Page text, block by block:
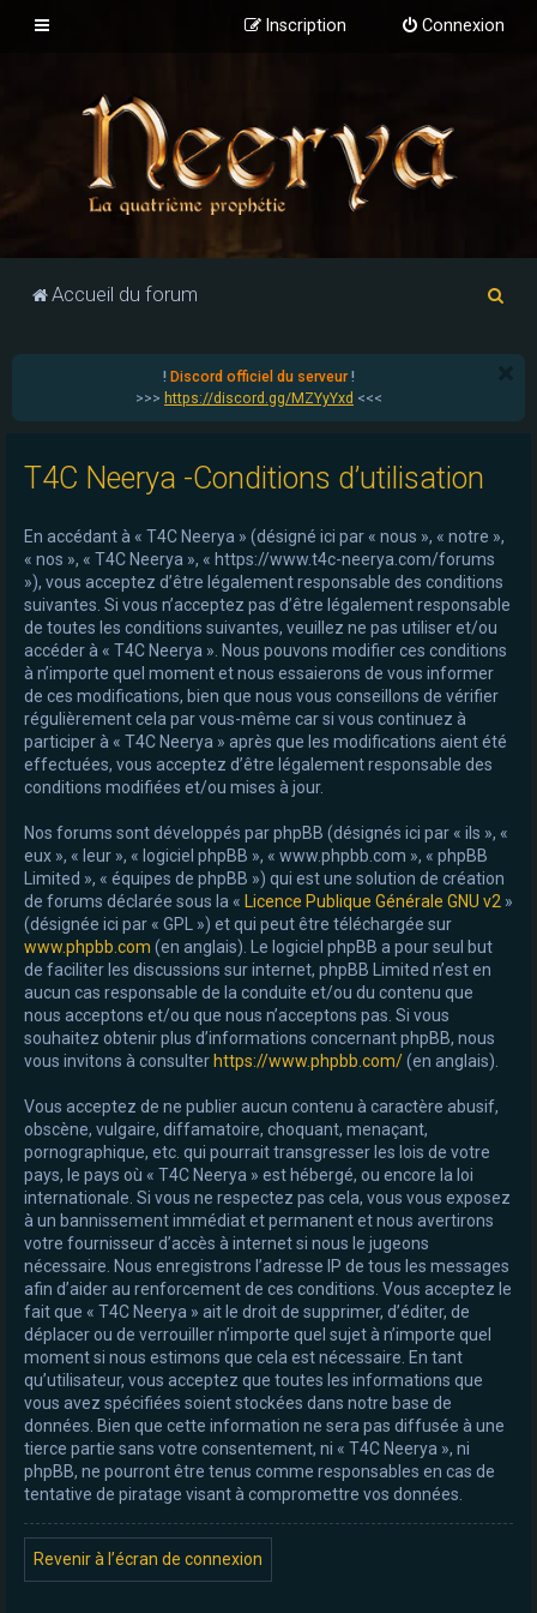
Connexion
Inscription
Accueil du forum
r
! Discord officiel du serveur!
>>> https://discord.gg/MZYyYxd <<<
T4C Neerya -Conditions d’utilisation
En accédant à « T4C Neerya » (désigné ici par « nous », « notre »,
« nos », « T4C Neerya », « https://www.t4c-neerya.com/forums
»), vous acceptez d’être légalement responsable des conditions
suivantes. Si vous n’acceptez pas d’être légalement responsable
de toutes les conditions suivantes, veuillez ne pas utiliser et/ou
accéder à « T4C Neerya ». Nous pouvons modifier ces conditions
à n’importe quel moment et nous essaierons de vous informer
de ces modifications, bien que nous vous conseillons de vérifier
régulièrement cela par vous-même car si vous continuez à
participer à « T4C Neerya » après que les modifications aient été
effectuées, vous acceptez d’être légalement responsable des
conditions modifiées et/ou mises à jour.
Nos forums sont développés par phpBB (désignés ici par « ils », «
eux », « leur », « logiciel phpBB », « www.phpbb.com », « phpBB
Limited », « équipes de phpBB ») qui est une solution de création
de forums déclarée sous la « Licence Publique Générale GNU v2 »
(désignée ici par « GPL ») et qui peut être téléchargée sur
www.phpbb.com (en anglais). Le logiciel phpBB a pour seul but
de faciliter les discussions sur internet, phpBB Limited n’est en
aucun cas responsable de la conduite et/ou du contenu que
nous acceptons et/ou que nous n’acceptons pas. Si vous
souhaitez obtenir plus d’informations concernant phpBB, nous
vous invitons à consulter https://www.phpbb.com/(en anglais).
Vous acceptez de ne publier aucun contenu à caractère abusif,
obscène, vulgaire, diffamatoire, choquant, menaçant,
pornographique, etc. qui pourrait transgresser les lois de votre
pays, le pays où « T4C Neerya » est hébergé, ou encore la loi
internationale. Si vous ne respectez pas cela, vous vous exposez
à un bannissement immédiat et permanent et nous avertirons
votre fournisseur d’accès à internet si nous le jugeons
nécessaire. Nous enregistrons l’adresse IP de tous les messages
afin d’aider au renforcement de ces conditions. Vous acceptez le
fait que « T4C Neerya » ait le droit de supprimer, d’éditer, de
déplacer ou de verrouiller n’importe quel sujet à n’importe quel
moment si nous estimons que cela est nécessaire. En tant
qu’utilisateur, vous acceptez que toutes les informations que
vous avez spécifiées soient stockées dans notre base de
données. Bien que cette information ne sera pas diffusée à une
tierce partie sans votre consentement, ni « T4C Neerya », ni
phpBB, ne pourront être tenus comme responsables en cas de
tentative de piratage visant à compromettre vos données.
Revenir à l’écran de connexion